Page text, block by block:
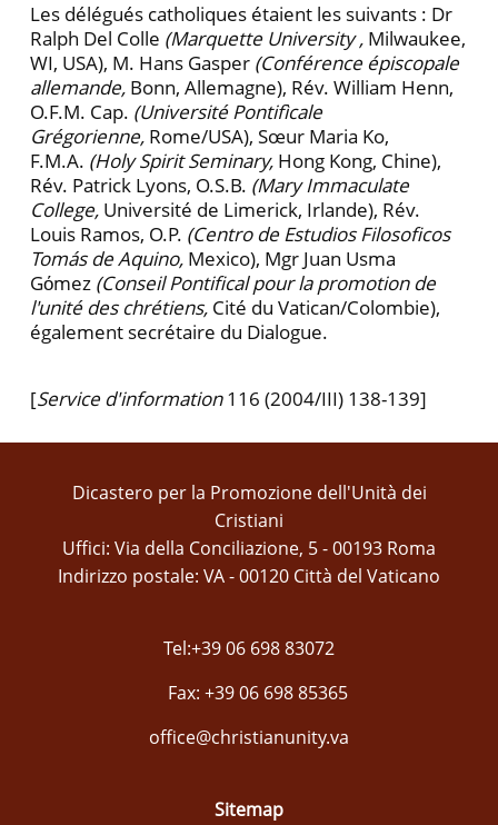
Les délégués catholiques étaient les suivants : Dr
Ralph Del Colle (Marquette University , Milwaukee,
WI, USA), M. Hans Gasper (Conférence épiscopale
allemande, Bonn, Allemagne), Rév. William Henn,
O.F.M. Cap. (Université Pontifìcale
Grégorienne, Rome/USA), Sœur Maria Ko,
F.M.A. (Holy Spirit Seminary, Hong Kong, Chine),
Rév. Patrick Lyons, O.S.B. (Mary Immaculate
College, Université de Limerick, Irlande), Rév.
Louis Ramos, O.P. (Centro de Estudios Filosoficos
Tomás de Aquino, Mexico), Mgr Juan Usma
Gόmez (Conseil Pontifical pour la promotion de
l'unité des chrétiens, Cité du Vatican/Colombie),
également secrétaire du Dialogue.
[Service d'information116 (2004/III) 138-139]
Dicastero per la Promozione dell'Unità dei
Cristiani
Uffici: Via della Conciliazione, 5 - 00193 Roma
Indirizzo postale: VA - 00120 Città del Vaticano
Tel:+39 06 698 83072
Fax: +39 06 698 85365
office@christianunity.va
Sitemap